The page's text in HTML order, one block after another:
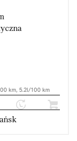
km, 5.2l/100 km